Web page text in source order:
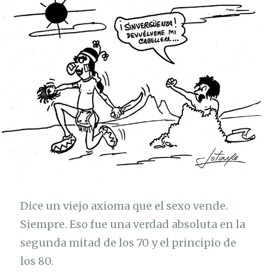
Dice un viejo axioma que el sexo vende.
Siempre. Eso fue una verdad absoluta en la
segunda mitad de los 70 y el principio de
los 80.